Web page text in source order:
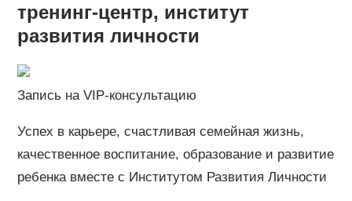
тренинг-центр, институт
развития личности
Запись на VIP-консультацию
Успех в карьере, счастливая семейная жизнь,
качественное воспитание, образование и развитие
ребенка вместе с Институтом Развития Личности